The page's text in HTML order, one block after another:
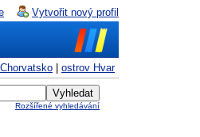
Vytvořit nový profil
Chorvatsko ostrov Hvar
Rozšířené vyhledávání